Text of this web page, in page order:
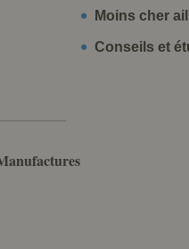
Moins cher
Conseils et